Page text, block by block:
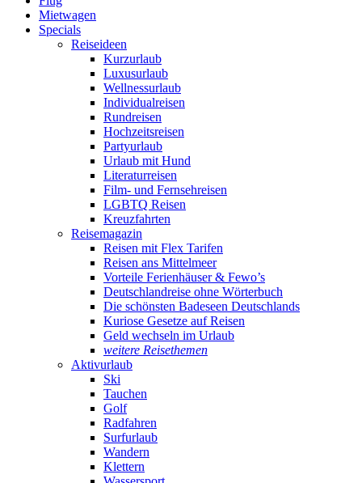
Mietwagen
Specials
Reiseideen
Kurzurlaub
Luxusurlaub
Wellnessurlaub
Individualreisen
Rundreisen
Hochzeitsreisen
Partyurlaub
Urlaub mit Hund
Literaturreisen
Film- und Fernsehreisen
LGBTQ Reisen
Kreuzfahrten
Reisemagazin
Reisen mit Flex Tarifen
Reisen ans Mittelmeer
Vorteile Ferienhäuser & Fewo’s
Deutschlandreise ohne Wörterbuch
Die schönsten Badeseen Deutschlands
Kuriose Gesetze auf Reisen
Geld wechseln im Urlaub
weitere Reisethemen
Aktivurlaub
Ski
Tauchen
Golf
Radfahren
Surfurlaub
Wandern
Klettern